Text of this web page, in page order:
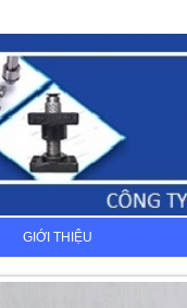
GIỚI THIỆU